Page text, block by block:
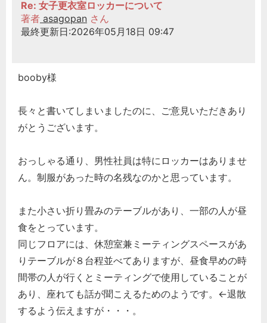
Re: 女子更衣室ロッカーについて
著者 asagopan さん
最終更新日:2026年05月18日 09:47
booby様
長々と書いてしまいましたのに、ご意見いただきあり
がとうございます。
おっしゃる通り、男性社員は特にロッカーはありませ
ん。制服があった時の名残なのかと思っています。
また小さい折り畳みのテーブルがあり、一部の人が昼
食をとっています。
同じフロアには、休憩室兼ミーティングスペースがあ
りテーブルが８台程並べてありますが、昼食早めの時
間帯の人が行くとミーティングで使用していることが
あり、座れても話が聞こえるためのようです。←退散
するよう伝えますが・・・。